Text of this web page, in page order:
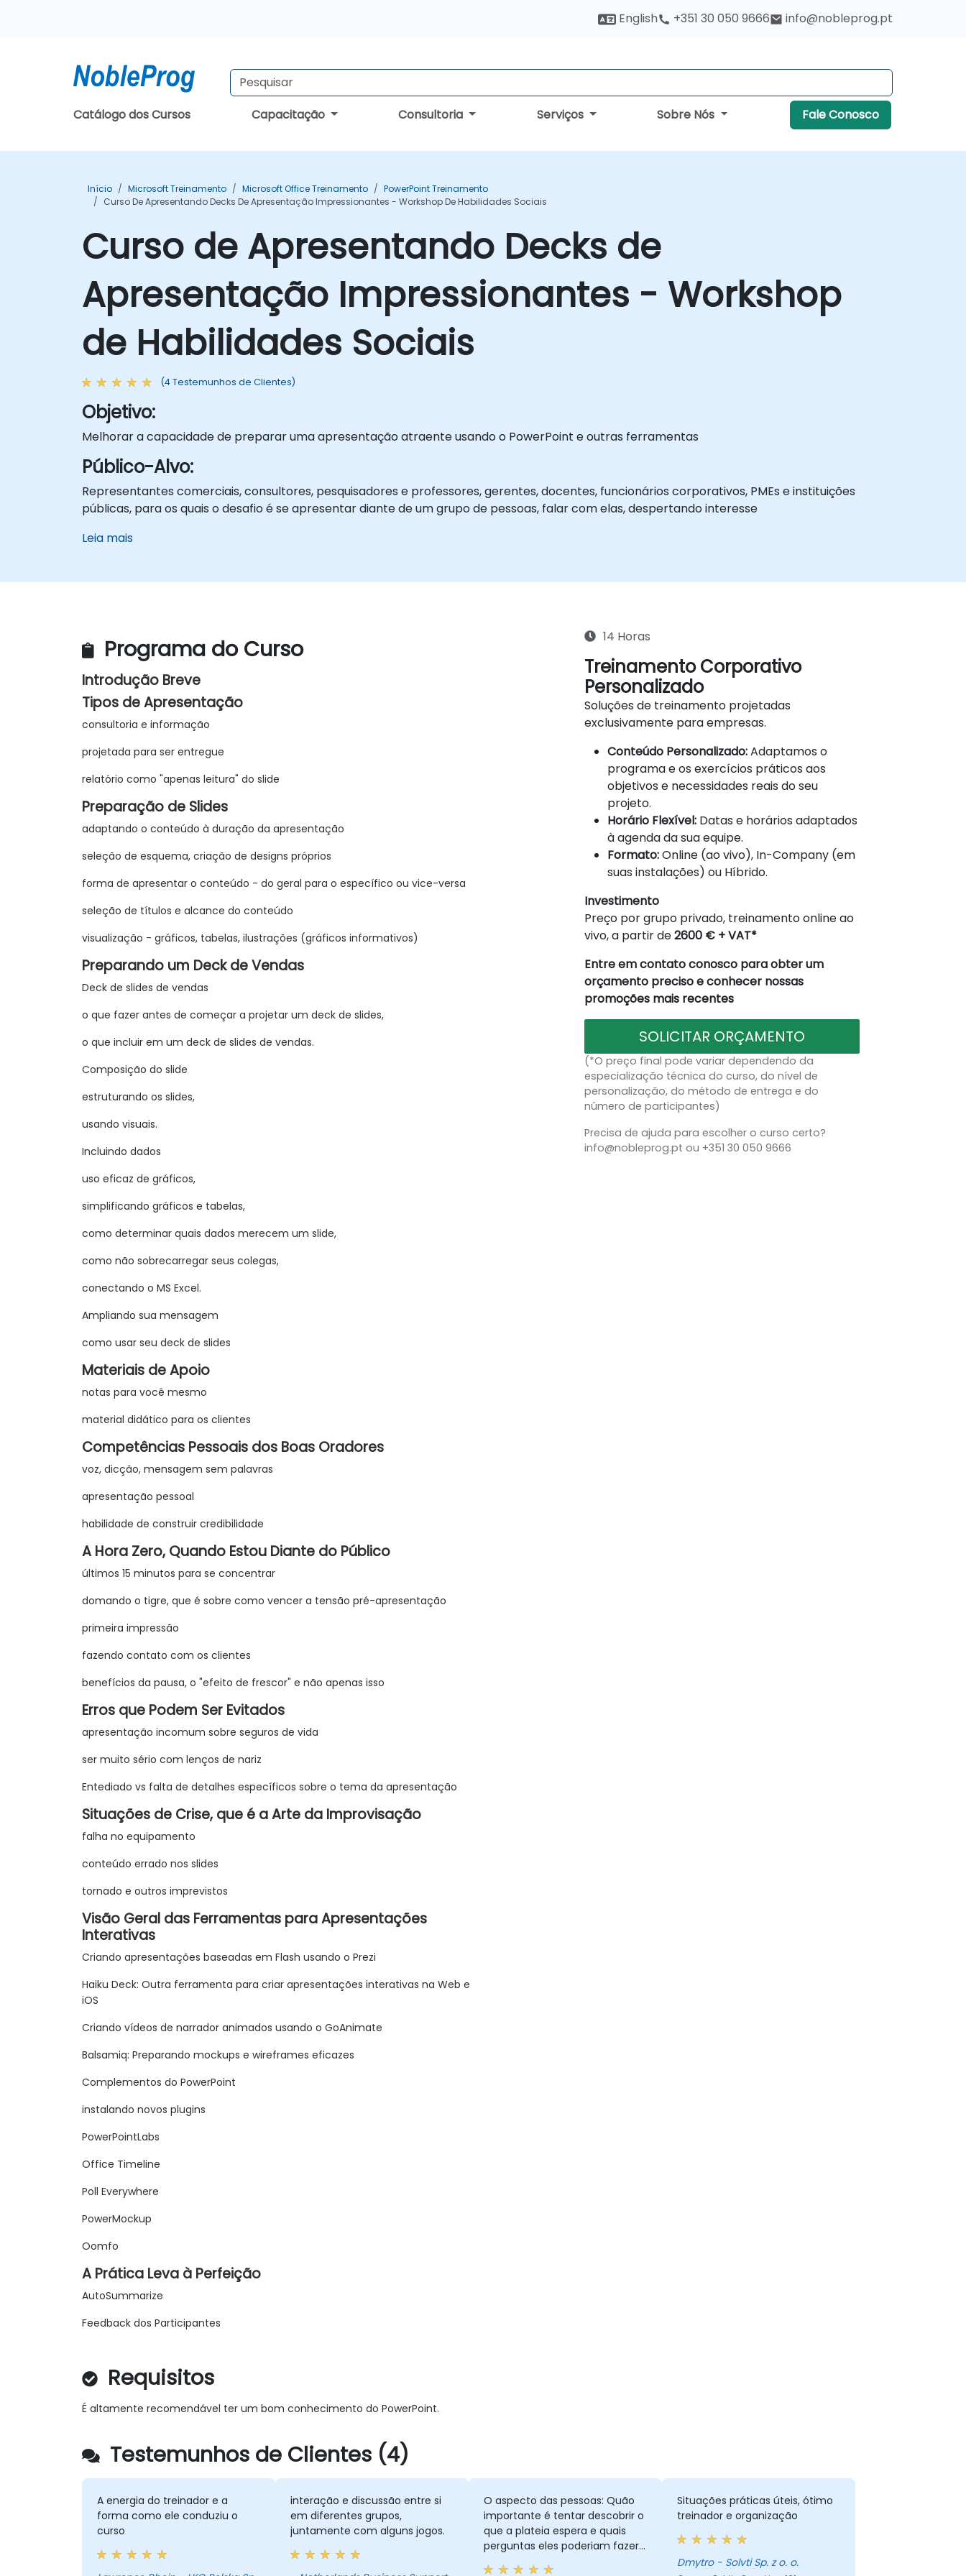
English +351 30 050 9666 info@nobleprog.pt
Catálogo dos Cursos Capacitação Consultoria Serviços Sobre Nós Fale Conosco
Início Microsoft Treinamento Microsoft Office Treinamento
PowerPoint Treinamento
Curso De Apresentando Decks De Apresentação Impressionantes - Workshop De Habilidades Sociais
Curso de Apresentando Decks de
Apresentação Impressionantes - Workshop
de Habilidades Sociais
(4 Testemunhos de Clientes)
Objetivo:
Melhorar a capacidade de preparar uma apresentação atraente usando o PowerPoint e outras ferramentas
Público-Alvo:
Representantes comerciais, consultores, pesquisadores e professores, gerentes, docentes, funcionários corporativos, PMEs e instituições
públicas, para os quais o desafio é se apresentar diante de um grupo de pessoas, falar com elas, despertando interesse
Leia mais
Programa do Curso
Introdução Breve
Tipos de Apresentação
consultoria e informação
projetada para ser entregue
relatório como "apenas leitura" do slide
Preparação de Slides
adaptando o conteúdo à duração da apresentação
seleção de esquema, criação de designs próprios
forma de apresentar o conteúdo - do geral para o específico ou vice-versa
seleção de títulos e alcance do conteúdo
visualização - gráficos, tabelas, ilustrações (gráficos informativos)
Preparando um Deck de Vendas
Deck de slides de vendas
o que fazer antes de começar a projetar um deck de slides,
o que incluir em um deck de slides de vendas.
Composição do slide
estruturando os slides,
usando visuais.
Incluindo dados
uso eficaz de gráficos,
simplificando gráficos e tabelas,
como determinar quais dados merecem um slide,
como não sobrecarregar seus colegas,
conectando o MS Excel.
Ampliando sua mensagem
como usar seu deck de slides
Materiais de Apoio
notas para você mesmo
material didático para os clientes
Competências Pessoais dos Boas Oradores
voz, dicção, mensagem sem palavras
apresentação pessoal
habilidade de construir credibilidade
A Hora Zero, Quando Estou Diante do Público
últimos 15 minutos para se concentrar
domando o tigre, que é sobre como vencer a tensão pré-apresentação
primeira impressão
fazendo contato com os clientes
benefícios da pausa, o "efeito de frescor" e não apenas isso
Erros que Podem Ser Evitados
apresentação incomum sobre seguros de vida
ser muito sério com lenços de nariz
Entediado vs falta de detalhes específicos sobre o tema da apresentação
Situações de Crise, que é a Arte da Improvisação
falha no equipamento
conteúdo errado nos slides
tornado e outros imprevistos
Visão Geral das Ferramentas para Apresentações
Interativas
Criando apresentações baseadas em Flash usando o Prezi
Haiku Deck: Outra ferramenta para criar apresentações interativas na Web e
iOS
Criando vídeos de narrador animados usando o GoAnimate
Balsamiq: Preparando mockups e wireframes eficazes
Complementos do PowerPoint
instalando novos plugins
PowerPointLabs
Office Timeline
Poll Everywhere
PowerMockup
Oomfo
A Prática Leva à Perfeição
AutoSummarize
Feedback dos Participantes
Requisitos
É altamente recomendável ter um bom conhecimento do PowerPoint.
14 Horas
Treinamento Corporativo
Personalizado
Soluções de treinamento projetadas
exclusivamente para empresas.
Conteúdo Personalizado:Adaptamos o
programa e os exercícios práticos aos
objetivos e necessidades reais do seu
projeto.
Horário Flexível:Datas e horários adaptados
à agenda da sua equipe.
Formato:Online (ao vivo), In-Company (em
suas instalações) ou Híbrido.
Investimento
Preço por grupo privado, treinamento online ao
vivo, a partir de2600 € + VAT*
Entre em contato conosco para obter um
orçamento preciso e conhecer nossas
promoções mais recentes
SOLICITAR ORÇAMENTO
(*O preço final pode variar dependendo da
especialização técnica do curso, do nível de
personalização, do método de entrega e do
número de participantes)
Precisa de ajuda para escolher o curso certo?
info@nobleprog.pt ou +351 30 050 9666
Testemunhos de Clientes (4)
A energia do treinador e a
forma como ele conduziu o
curso
interação e discussão entre si
em diferentes grupos,
juntamente com alguns jogos.
O aspecto das pessoas: Quão
importante é tentar descobrir o
que a plateia espera e quais
perguntas eles poderiam fazer.
E quão importante é minha
Situações práticas úteis, ótimo
treinador e organização
Dmytro - Solvti Sp. z o. o.